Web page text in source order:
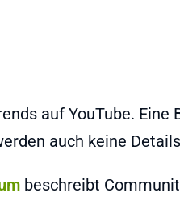
auf YouTube.
auch keine
beschreibt